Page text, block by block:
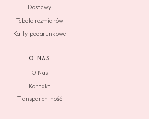
Dostawy
Tabele rozmiarów
Karty podarunkowe
O NAS
O Nas
Kontakt
Transparentność